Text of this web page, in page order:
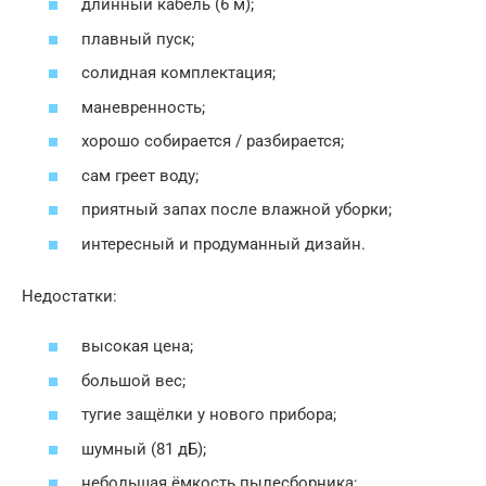
длинный кабель (6 м);
плавный пуск;
солидная комплектация;
маневренность;
хорошо собирается / разбирается;
сам греет воду;
приятный запах после влажной уборки;
интересный и продуманный дизайн.
Недостатки:
высокая цена;
большой вес;
тугие защёлки у нового прибора;
шумный (81 дБ);